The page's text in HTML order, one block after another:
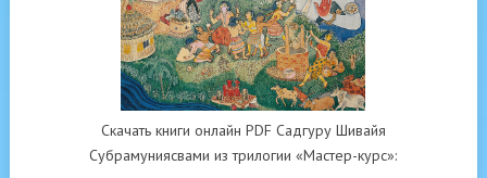
Скачать книги онлайн PDF Садгуру Шивайя
Субрамуниясвами из трилогии «Мастер-курс»: